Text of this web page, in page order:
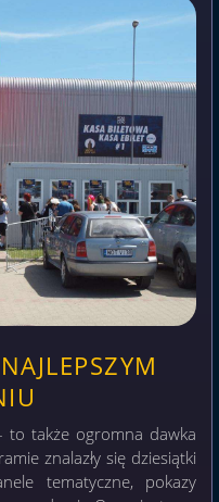
to także ogromna dawka
znalazły się dziesiątki
tematyczne, pokazy